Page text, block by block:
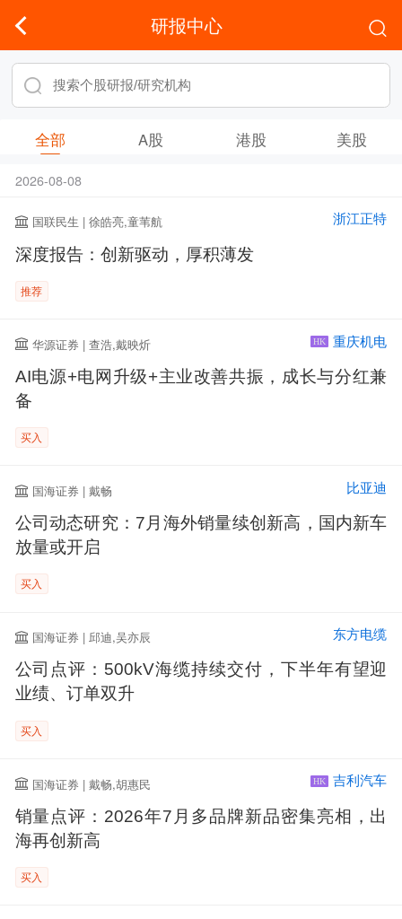
研报中心
全部 A股 港股 美股
2026-08-08
国联民生 | 徐皓亮,童苇航 浙江正特
深度报告：创新驱动，厚积薄发
推荐
华源证券 | 查浩,戴映炘 HK 重庆机电
AI电源+电网升级+主业改善共振，成长与分红兼
备
买入
国海证券 | 戴畅 比亚迪
公司动态研究：7月海外销量续创新高，国内新车
放量或开启
买入
国海证券 | 邱迪,吴亦辰 东方电缆
公司点评：500kV海缆持续交付，下半年有望迎
业绩、订单双升
买入
国海证券 | 戴畅,胡惠民 HK 吉利汽车
销量点评：2026年7月多品牌新品密集亮相，出
海再创新高
买入